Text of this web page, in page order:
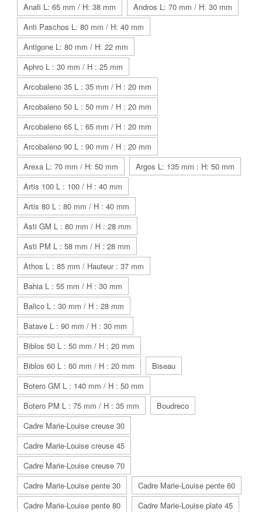
Anafi L: 65 mm / H: 38 mm
Andros L: 70 mm / H: 30 mm
Anti Paschos L: 80 mm / H: 40 mm
Antigone L: 80 mm / H: 22 mm
Aphro L : 30 mm / H : 25 mm
Arcobaleno 35 L : 35 mm / H : 20 mm
Arcobaleno 50 L : 50 mm / H : 20 mm
Arcobaleno 65 L : 65 mm / H : 20 mm
Arcobaleno 90 L : 90 mm / H : 20 mm
Arexa L: 70 mm / H: 50 mm
Argos L: 135 mm : H: 50 mm
Artis 100 L : 100 / H : 40 mm
Artis 80 L : 80 mm / H : 40 mm
Asti GM L : 80 mm / H : 28 mm
Asti PM L : 58 mm / H : 28 mm
Athos L : 85 mm / Hauteur : 37 mm
Bahia L : 55 mm / H : 30 mm
Balico L : 30 mm / H : 28 mm
Batave L : 90 mm / H : 30 mm
Biblos 50 L : 50 mm / H : 20 mm
Biblos 60 L : 60 mm / H : 20 mm
Biseau
Botero GM L : 140 mm / H : 50 mm
Botero PM L : 75 mm / H : 35 mm
Boudreco
Cadre Marie-Louise creuse 30
Cadre Marie-Louise creuse 45
Cadre Marie-Louise creuse 70
Cadre Marie-Louise pente 30
Cadre Marie-Louise pente 60
Cadre Marie-Louise pente 80
Cadre Marie-Louise plate 45